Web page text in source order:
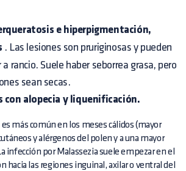
e hiperpigmentación,
. Las lesiones son pruriginosas y pueden
rancio. Suele haber seborrea grasa, pero
sean secas.
con alopecia y liquenificación.
más común en los meses cálidos (mayor
y alérgenos del polen y a una mayor
infección por Malassezia suele empezar en el
hacia las regiones inguinal, axilar o ventral del